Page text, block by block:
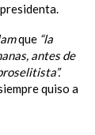
que “la
antes de
quiso a